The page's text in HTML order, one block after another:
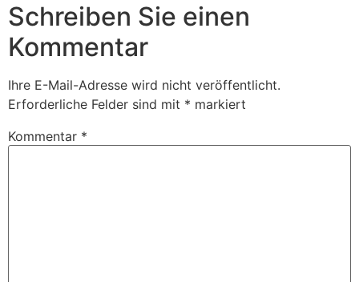
Schreiben Sie einen
Kommentar
Ihre E-Mail-Adresse wird nicht veröffentlicht.
Erforderliche Felder sind mit * markiert
Kommentar *